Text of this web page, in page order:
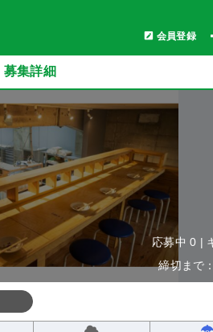
会員登録
募集詳細
応募中 0 |
締切まで